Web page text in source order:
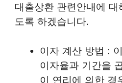
대출상환 관련안내에 대
도록 하겠습니다.
이자 계산 방법 :
이자율과 기간을
이 연리에 의한 경